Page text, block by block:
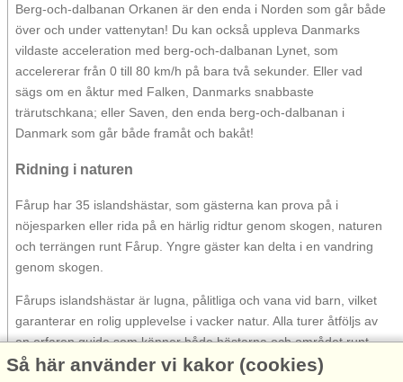
Berg-och-dalbanan Orkanen är den enda i Norden som går både
över och under vattenytan! Du kan också uppleva Danmarks
vildaste acceleration med berg-och-dalbanan Lynet, som
accelererar från 0 till 80 km/h på bara två sekunder. Eller vad
sägs om en åktur med Falken, Danmarks snabbaste
trärutschkana; eller Saven, den enda berg-och-dalbanan i
Danmark som går både framåt och bakåt!
Ridning i naturen
Fårup har 35 islandshästar, som gästerna kan prova på i
nöjesparken eller rida på en härlig ridtur genom skogen, naturen
och terrängen runt Fårup. Yngre gäster kan delta i en vandring
genom skogen.
Fårups islandshästar är lugna, pålitliga och vana vid barn, vilket
garanterar en rolig upplevelse i vacker natur. Alla turer åtföljs av
en erfaren guide som känner både hästarna och området runt
Fårup mycket väl.
Så här använder vi kakor (cookies)